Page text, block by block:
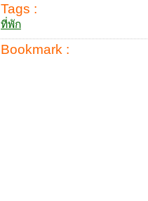
Tags :
ที่พัก
Bookmark :